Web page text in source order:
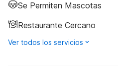
Se Permiten Mascotas
Restaurante Cercano
Ver todos los servicios